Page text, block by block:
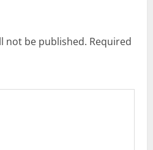
not be published. Required